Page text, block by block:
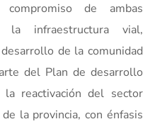
de ambas
la infraestructura vial,
de la comunidad
del Plan de desarrollo
reactivación del sector
la provincia, con énfasis